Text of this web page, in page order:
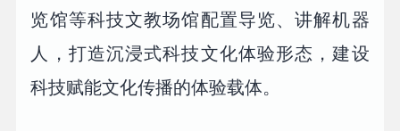
览馆等科技文教场馆配置导览、讲解机器
人，打造沉浸式科技文化体验形态，建设
科技赋能文化传播的体验载体。